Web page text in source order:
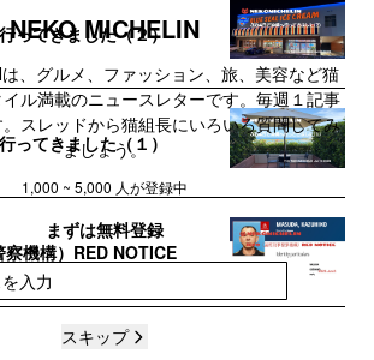
ってきました（２）
ってきました（１）
機構）RED NOTICE
NEKO MICHELIN
、グルメ、ファッション、旅、美容など猫
ル満載のニュースレターです。毎週１記事
スレッドから猫組長にいろいろ質問してみ
ましょう。
1,000 ~ 5,000 人が登録中
まずは無料登録
登録
スキップ